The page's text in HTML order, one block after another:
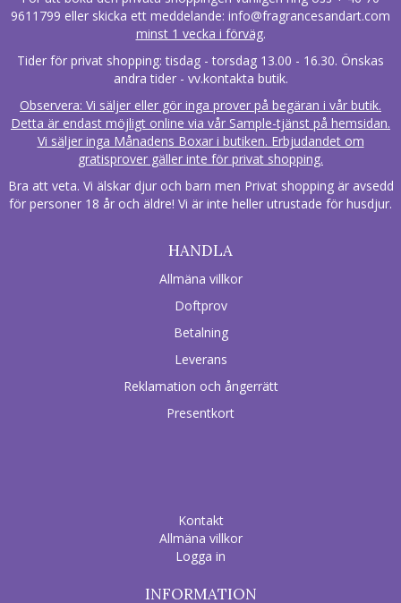
9611799 eller skicka ett meddelande: info@fragrancesandart.com
minst 1 vecka i förväg.
Tider för privat shopping: tisdag - torsdag 13.00 - 16.30. Önskas
andra tider - vv.kontakta butik.
Observera: Vi säljer eller gör inga prover på begäran i vår butik.
Detta är endast möjligt online via vår Sample-tjänst på hemsidan.
Vi säljer inga Månadens Boxar i butiken. Erbjudandet om
gratisprover gäller inte för privat shopping.
Bra att veta. Vi älskar djur och barn men Privat shopping är avsedd
för personer 18 år och äldre! Vi är inte heller utrustade för husdjur.
HANDLA
Allmäna villkor
Doftprov
Betalning
Leverans
Reklamation och ångerrätt
Presentkort
Kontakt
Allmäna villkor
Logga in
INFORMATION